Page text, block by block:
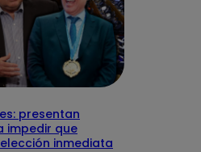
presentan
impedir que
inmediata